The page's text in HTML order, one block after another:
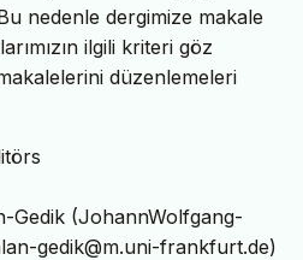
nedenle dergimize makale
ilgili kriteri göz
düzenlemeleri
Gedik (JohannWolfgang-
gedik@m.uni-frankfurt.de)